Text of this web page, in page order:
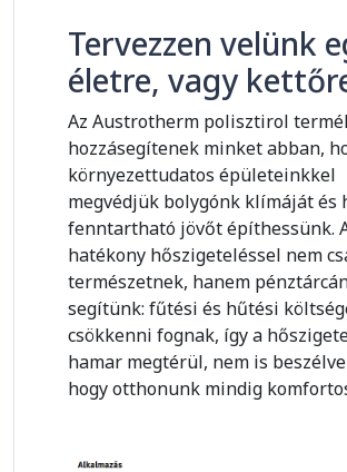
Tervezzen velünk
életre, vagy
Az Austrotherm polisztirol
hozzásegítenek minket abban,
környezettudatos épületeinkkel
megvédjük bolygónk klímáját és
fenntartható jövőt építhessünk.
hatékony hőszigeteléssel nem
természetnek, hanem
segítünk: fűtési és hűtési
csökkenni fognak, így a
hamar megtérül, nem is
hogy otthonunk mindig